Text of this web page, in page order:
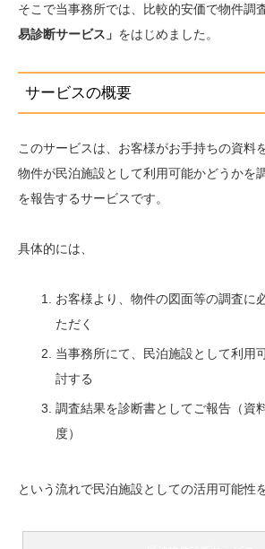
そこで当事務所では、比較的安価で物件調
易診断サービス」 をはじめました。
サービスの概要
このサービスは、お客様がお手持ちの資料
物件が民泊施設として利用可能かどうかを
を報告するサービスです。
具体的には、
お客様より、物件の図面等の調査に
ただく
当事務所にて、民泊施設として利用
討する
調査結果を診断書としてご報告（資
度）
という流れで民泊施設としての活用可能性